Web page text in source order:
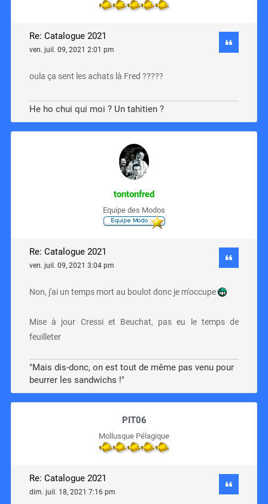
Re: Catalogue 2021
ven. juil. 09, 2021 2:01 pm
oula ça sent les achats là Fred ?????
He ho chui qui moi ? Un tahitien ?
tontonfred
Equipe des Modos
Re: Catalogue 2021
ven. juil. 09, 2021 3:04 pm
Non, j'ai un temps mort au boulot donc je m'occupe
Mise à jour Cressi et Beuchat, pas eu le temps de
feuilleter
"Mais dis-donc, on est tout de même pas venu pour
beurrer les sandwichs !"
PIT06
Mollusque Pélagique
Re: Catalogue 2021
dim. juil. 18, 2021 7:16 pm